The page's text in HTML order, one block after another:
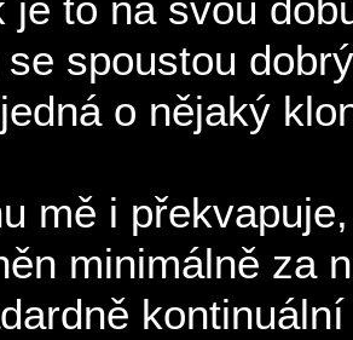
je to na svou
se spoustou
o nějaký
mě i
minimálně za